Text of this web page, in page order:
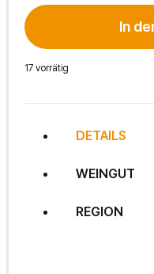
In
17 vorrätig
DETAILS
WEINGUT
REGION